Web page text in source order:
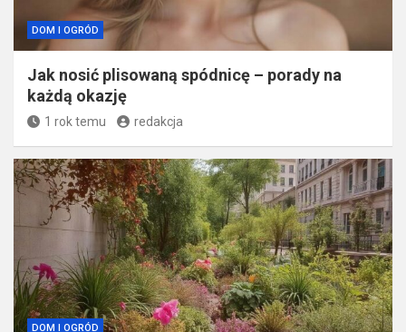
DOM I OGRÓD
Jak nosić plisowaną spódnicę – porady na
każdą okazję
1 rok temu redakcja
DOM I OGRÓD